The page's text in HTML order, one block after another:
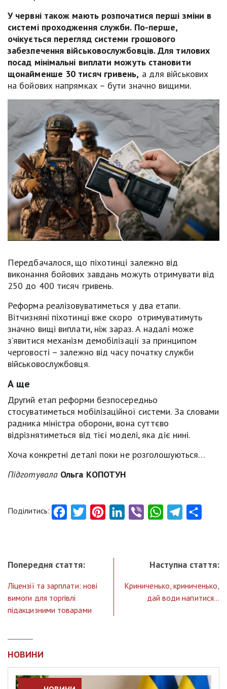
У червні також мають розпочатися перші зміни в
системі проходження служби. По-перше,
очікується перегляд системи грошового
забезпечення військовослужбовців. Для тилових
посад мінімальні виплати можуть становити
щонайменше 30 тисяч гривень, а для військових
на бойових напрямках – бути значно вищими.
Передбачалося, що піхотинці залежно від
виконання бойових завдань можуть отримувати від
250 до 400 тисяч гривень.
Реформа реалізовуватиметься у два етапи.
Вітчизняні піхотинці вже скоро отримуватимуть
значно вищі виплати, ніж зараз. А надалі може
з’явитися механізм демобілізації за принципом
черговості – залежно від часу початку служби
військовослужбовця.
А ще
Другий етап реформи безпосередньо
стосуватиметься мобілізаційної системи. За словами
радника міністра оборони, вона суттєво
відрізнятиметься від тієї моделі, яка діє нині.
Хоча конкретні деталі поки не розголошуються…
Підготувала Ольга КОПОТУН
Поділитись: FacebookTwitter PinterestLinkedInViber WhatsAppTelegram
Попередня стаття:
Ліцензії та зарплати: нові
вимоги для торгівлі
підакцизними товарами
Наступна стаття:
Криниченько, криниченько,
дай води напитися…
НОВИНИ